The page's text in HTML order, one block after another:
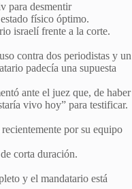
para desmentir
físico óptimo.
israelí frente a la corte.
contra dos periodistas y un
padecía una supuesta
ante el juez que, de haber
vivo hoy” para testificar.
por su equipo
corta duración.
y el mandatario está